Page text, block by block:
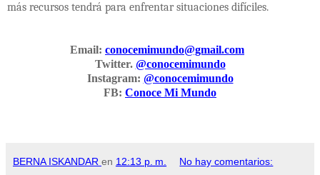
más recursos tendrá para enfrentar situaciones difíciles.
Email: conocemimundo@gmail.com
Twitter. @conocemimundo
Instagram: @conocemimundo
FB: Conoce Mi Mundo
BERNA ISKANDAR en 12:13 p. m. No hay comentarios: